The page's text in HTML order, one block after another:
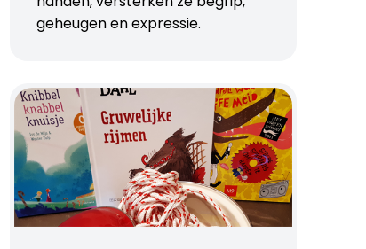
geheugen en expressie.